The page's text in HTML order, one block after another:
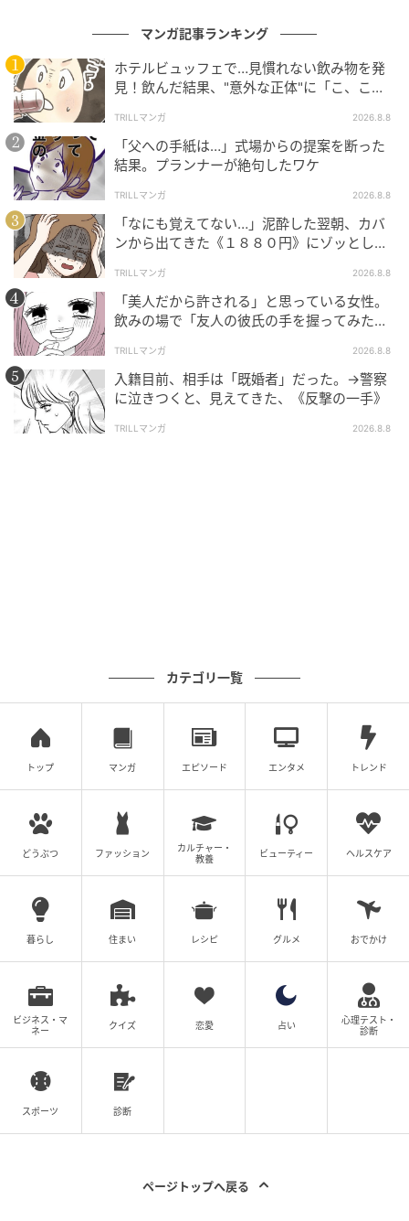
マンガ記事ランキング
ホテルビュッフェで…見慣れない飲み物を発
見！飲んだ結果、"意外な正体"に「こ、これ
TRILLマンガ 2026.8.8
「父への手紙は…」式場からの提案を断った
結果。プランナーが絶句したワケ
TRILLマンガ 2026.8.8
「なにも覚えてない…」泥酔した翌朝、カバ
ンから出てきた《１８８０円》にゾッとした
TRILLマンガ 2026.8.8
「美人だから許される」と思っている女性。
飲みの場で「友人の彼氏の手を握ってみた」
TRILLマンガ 2026.8.8
入籍目前、相手は「既婚者」だった。→警察
に泣きつくと、見えてきた、《反撃の一手》
TRILLマンガ 2026.8.8
カテゴリ一覧
トップ マンガ エピソード エンタメ トレンド
どうぶつ ファッション
カルチャー・
教養
ビューティー ヘルスケア
暮らし 住まい レシピ グルメ おでかけ
ビジネス・マ
ネー
クイズ 恋愛 占い
心理テスト・
診断
スポーツ 診断
ページトップへ戻る